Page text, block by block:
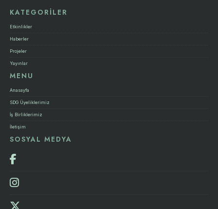
KATEGORİLER
Etkinlikler
Haberler
Projeler
Yayınlar
MENU
Anasayfa
SDG Üyeliklerimiz
İş Birliklerimiz
İletişim
SOSYAL MEDYA